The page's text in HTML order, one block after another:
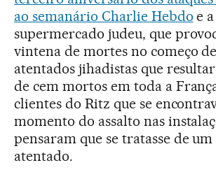
ao semanário Charlie Hebdo e
supermercado judeu, que
vintena de mortes no começo
atentados jihadistas que
de cem mortos em toda a
clientes do Ritz que se
momento do assalto nas
pensaram que se tratasse de
atentado.